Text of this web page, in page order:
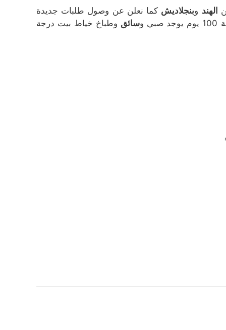
الهند وبنجلاديش كما نعلن عن وصول طلبات جديدة
سائق وطباخ خياط بيت درجة